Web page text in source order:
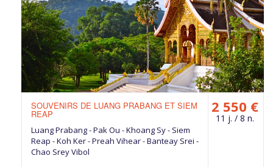
2 550 €
11 j. / 8 n.
SOUVENIRS DE LUANG PRABANG ET SIEM
REAP
Luang Prabang - Pak Ou - Khoang Sy - Siem
Reap - Koh Ker - Preah Vihear - Banteay Srei -
Chao Srey Vibol